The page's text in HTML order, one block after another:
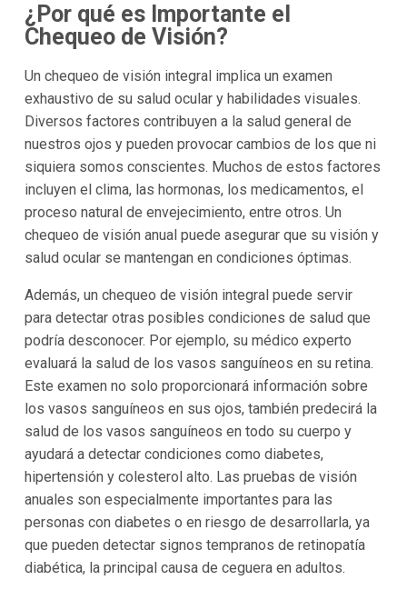
¿Por qué es Importante el
Chequeo de Visión?
Un chequeo de visión integral implica un examen
exhaustivo de su salud ocular y habilidades visuales.
Diversos factores contribuyen a la salud general de
nuestros ojos y pueden provocar cambios de los que ni
siquiera somos conscientes. Muchos de estos factores
incluyen el clima, las hormonas, los medicamentos, el
proceso natural de envejecimiento, entre otros. Un
chequeo de visión anual puede asegurar que su visión y
salud ocular se mantengan en condiciones óptimas.
Además, un chequeo de visión integral puede servir
para detectar otras posibles condiciones de salud que
podría desconocer. Por ejemplo, su médico experto
evaluará la salud de los vasos sanguíneos en su retina.
Este examen no solo proporcionará información sobre
los vasos sanguíneos en sus ojos, también predecirá la
salud de los vasos sanguíneos en todo su cuerpo y
ayudará a detectar condiciones como diabetes,
hipertensión y colesterol alto. Las pruebas de visión
anuales son especialmente importantes para las
personas con diabetes o en riesgo de desarrollarla, ya
que pueden detectar signos tempranos de retinopatía
diabética, la principal causa de ceguera en adultos.